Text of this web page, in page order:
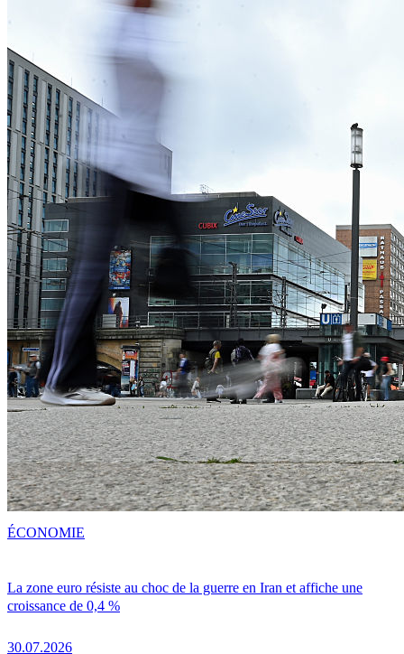
La zone euro résiste au choc de la guerre en Iran et affiche une
croissance de 0,4 %
30.07.2026
ÉCONOMIE